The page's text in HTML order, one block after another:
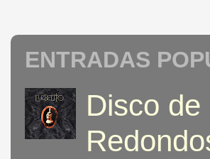
ENTRADAS
Disco